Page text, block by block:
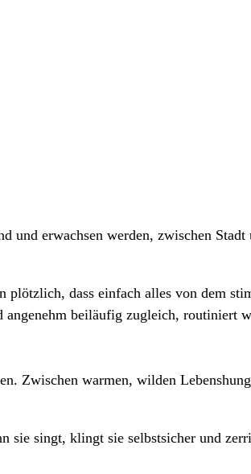
erwachsen werden, zwischen
dass einfach alles von dem
beiläufig zugleich, routiniert
Zwischen warmen, wilden
sie singt, klingt sie selbstsicher und